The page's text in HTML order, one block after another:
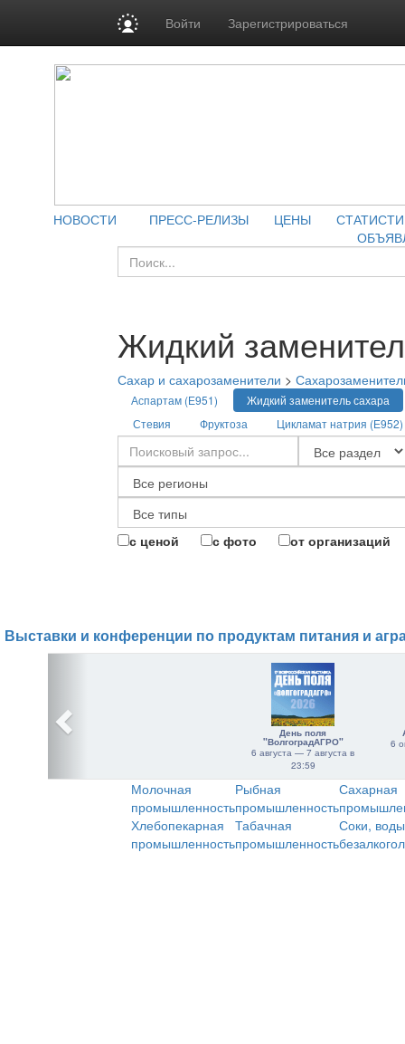
Войти Зарегистрироваться
НОВОСТИ ПРЕСС-РЕЛИЗЫ ЦЕНЫ
Жидкий
Сахар и сахарозаменители >
Аспартам (Е951)
Жидкий заменитель сахара
Стевия
Фруктоза Цикламат натрия (Е952)
с ценой с фото от организаций
Выставки и конференции по продуктам питания и
День поля
"ВолгоградАГРО"
6 августа — 7 августа в
23:59
6
Молочная
промышленность
Рыбная
промышленность
Сахарная
Хлебопекарная
промышленность
Табачная
промышленность
Соки,